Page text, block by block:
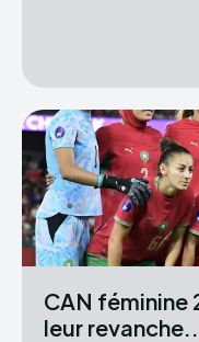
CAN féminine
leur revanche...